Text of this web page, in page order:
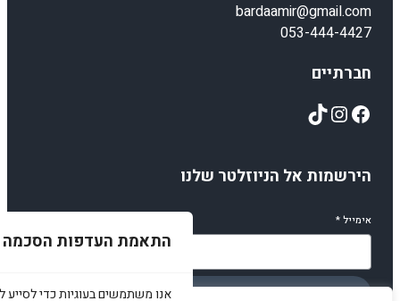
התאמת העדפות הסכמה
אנו משתמשים בעוגיות כדי לסייע
bardaamir@gmail.com
053-444-4427
חברתיים
Facebook
Instagram
TikTok
הירשמות אל הניוזלטר שלנו
אימייל*